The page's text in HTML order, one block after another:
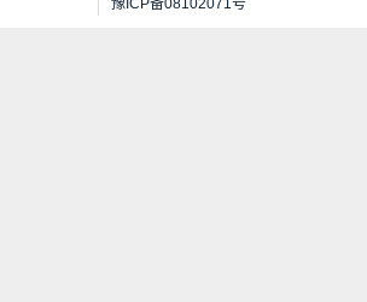
豫ICP备08102071号